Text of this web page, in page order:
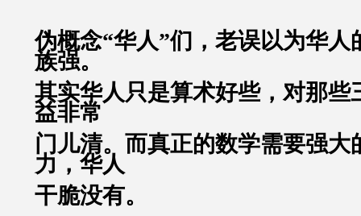
伪概念“华人”们，老误以为华人
族强。
其实华人只是算术好些，对那些
益非常
门儿清。而真正的数学需要强大
力，华人
干脆没有。